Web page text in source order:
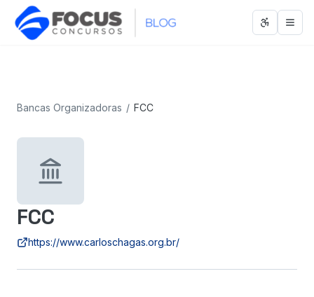
Abrir
Bancas Organizadoras / FCC
FCC
https://www.carloschagas.org.br/